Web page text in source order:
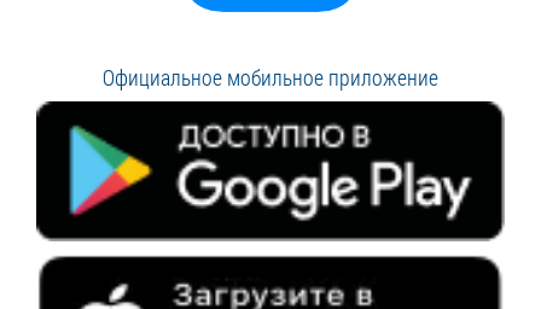
Официальное мобильное приложение